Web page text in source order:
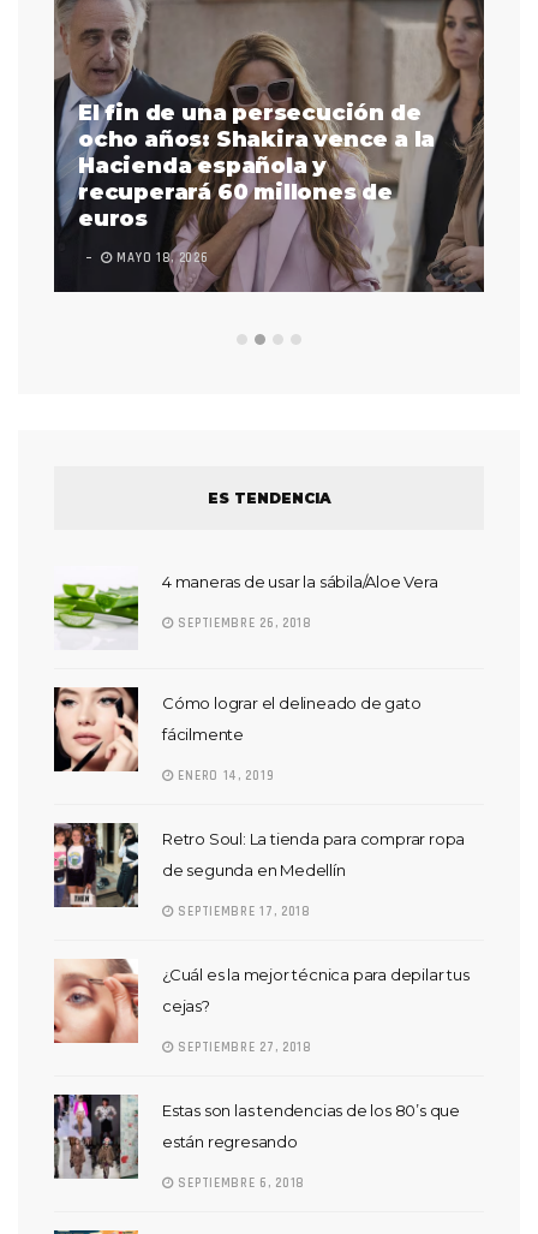
El fin de una persecución de
ocho años: Shakira vence a la
Hacienda española y
recuperará 60 millones de
euros
MAYO 18, 2026
ES TENDENCIA
4 maneras de usar la sábila/Aloe Vera
SEPTIEMBRE 26, 2018
Cómo lograr el delineado de gato
fácilmente
ENERO 14, 2019
Retro Soul: La tienda para comprar ropa
de segunda en Medellín
SEPTIEMBRE 17, 2018
¿Cuál es la mejor técnica para depilar tus
cejas?
SEPTIEMBRE 27, 2018
Estas son las tendencias de los 80’s que
están regresando
SEPTIEMBRE 6, 2018